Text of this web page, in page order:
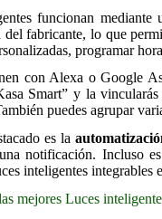
funcionan
fabricante, lo que
programar
con Alexa o Google
Smart” y la
puedes agrupar
es la
notificación. Incluso
inteligentes integrables
mejores Luces